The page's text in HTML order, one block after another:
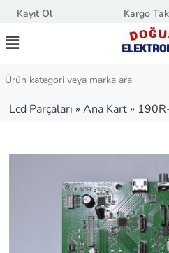
Kayıt Ol Kargo
Lcd Parçaları » Ana Kart »